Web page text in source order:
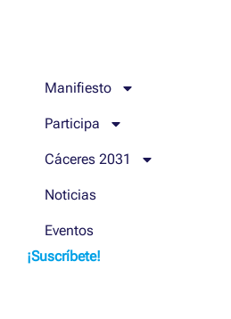
Manifiesto
Participa
Cáceres 2031
Noticias
Eventos
¡Suscríbete!